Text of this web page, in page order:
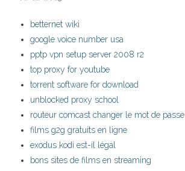
betternet wiki
google voice number usa
pptp vpn setup server 2008 r2
top proxy for youtube
torrent software for download
unblocked proxy school
routeur comcast changer le mot de passe
films g2g gratuits en ligne
exodus kodi est-il légal
bons sites de films en streaming